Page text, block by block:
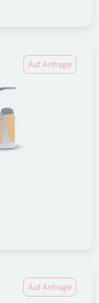
Auf Anfrage
Auf Anfrage